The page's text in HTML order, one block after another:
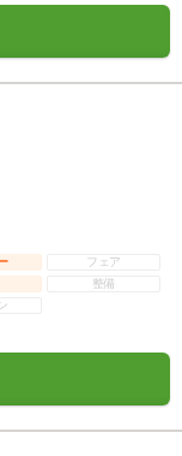
フェア
整備